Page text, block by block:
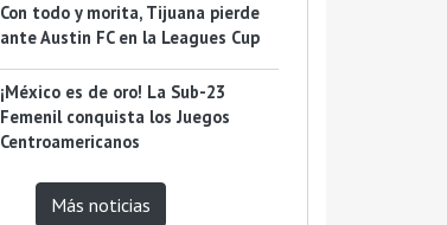
Con todo y morita, Tijuana pierde
ante Austin FC en la Leagues Cup
¡México es de oro! La Sub-23
Femenil conquista los Juegos
Centroamericanos
Más noticias